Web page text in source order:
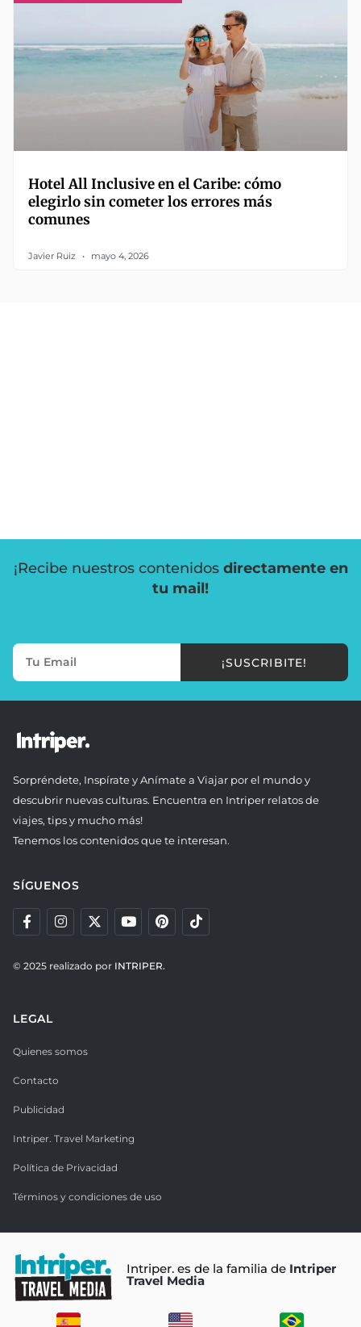
Hotel All Inclusive en el Caribe: cómo
elegirlo sin cometer los errores más
comunes
Javier Ruiz mayo 4, 2026
¡Recibe nuestros contenidos directamente en
tu mail!
¡SUSCRIBITE!
Sorpréndete, Inspírate y Anímate a Viajar por el mundo y
descubrir nuevas culturas. Encuentra en Intriper relatos de
viajes, tips y mucho más!
Tenemos los contenidos que te interesan.
SÍGUENOS
© 2025 realizado por INTRIPER.
LEGAL
Quienes somos
Contacto
Publicidad
Intriper. Travel Marketing
Política de Privacidad
Términos y condiciones de uso
Intriper. es de la familia de Intriper
Travel Media